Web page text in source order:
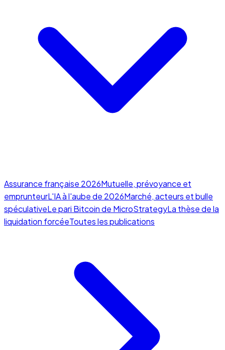
Assurance française 2026Mutuelle, prévoyance et
emprunteurL'IA à l'aube de 2026Marché, acteurs et bulle
spéculativeLe pari Bitcoin de MicroStrategyLa thèse de la
liquidation forcéeToutes les publications